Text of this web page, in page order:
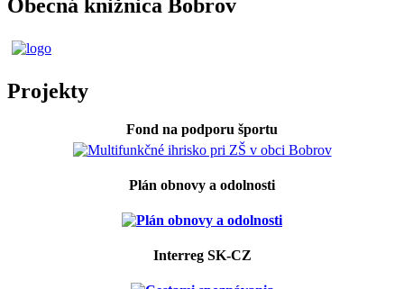
Obecná knižnica Bobrov
Projekty
Fond na podporu športu
Plán obnovy a odolnosti
Interreg SK-CZ